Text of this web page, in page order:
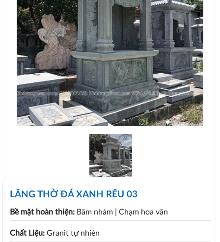
LĂNG THỜ ĐÁ XANH RÊU 03
Bề mặt hoàn thiện: Băm nhám| Chạm hoa văn
Chất Liệu: Granit tự nhiên